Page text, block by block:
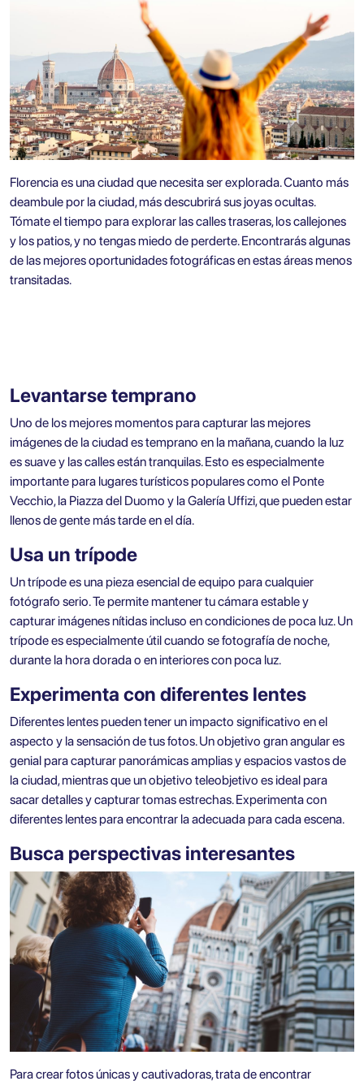
Florencia es una ciudad que necesita ser explorada. Cuanto más
deambule por la ciudad, más descubrirá sus joyas ocultas.
Tómate el tiempo para explorar las calles traseras, los callejones
y los patios, y no tengas miedo de perderte. Encontrarás algunas
de las mejores oportunidades fotográficas en estas áreas menos
transitadas.
Levantarse temprano
Uno de los mejores momentos para capturar las mejores
imágenes de la ciudad es temprano en la mañana, cuando la luz
es suave y las calles están tranquilas. Esto es especialmente
importante para lugares turísticos populares como el Ponte
Vecchio, la Piazza del Duomo y la Galería Uffizi, que pueden estar
llenos de gente más tarde en el día.
Usa un trípode
Un trípode es una pieza esencial de equipo para cualquier
fotógrafo serio. Te permite mantener tu cámara estable y
capturar imágenes nítidas incluso en condiciones de poca luz. Un
trípode es especialmente útil cuando se fotografía de noche,
durante la hora dorada o en interiores con poca luz.
Experimenta con diferentes lentes
Diferentes lentes pueden tener un impacto significativo en el
aspecto y la sensación de tus fotos. Un objetivo gran angular es
genial para capturar panorámicas amplias y espacios vastos de
la ciudad, mientras que un objetivo teleobjetivo es ideal para
sacar detalles y capturar tomas estrechas. Experimenta con
diferentes lentes para encontrar la adecuada para cada escena.
Busca perspectivas interesantes
Para crear fotos únicas y cautivadoras, trata de encontrar